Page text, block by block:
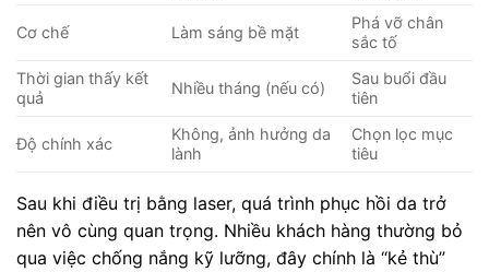
Cơ chế Làm sáng bề mặt
Phá vỡ chân
sắc tố
Thời gian thấy kết
quả
Nhiều tháng (nếu có)
Sau buổi đầu
tiên
Độ chính xác
Không, ảnh hưởng da
lành
Chọn lọc mục
tiêu
Sau khi điều trị bằng laser, quá trình phục hồi da trở
nên vô cùng quan trọng. Nhiều khách hàng thường bỏ
qua việc chống nắng kỹ lưỡng, đây chính là “kẻ thù”